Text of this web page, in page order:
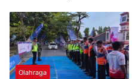
Olahraga